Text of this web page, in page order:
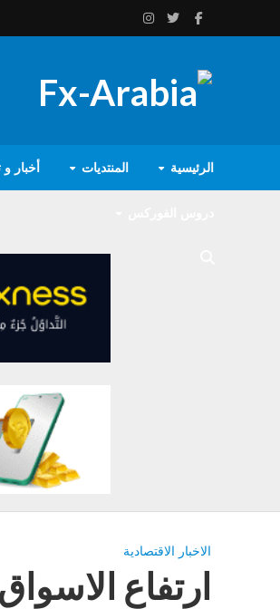
الرئيسية المنتديات أخبار و
الاخبار الاقتصادية
ارتفاع